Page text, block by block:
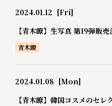
2024.01.12 [Fri]
【青木瞭】生写真 第19弾販売
青木瞭
2024.01.08 [Mon]
【青木瞭】韓国コスメのセ